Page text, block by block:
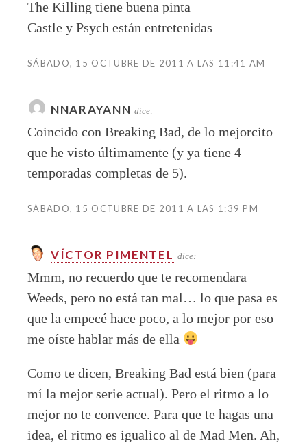
The Killing tiene buena pinta
Castle y Psych están entretenidas
SÁBADO, 15 OCTUBRE DE 2011 A LAS 11:41 AM
NNARAYANN dice:
Coincido con Breaking Bad, de lo mejorcito
que he visto últimamente (y ya tiene 4
temporadas completas de 5).
SÁBADO, 15 OCTUBRE DE 2011 A LAS 1:39 PM
VÍCTOR PIMENTEL dice:
Mmm, no recuerdo que te recomendara
Weeds, pero no está tan mal… lo que pasa es
que la empecé hace poco, a lo mejor por eso
me oíste hablar más de ella
Como te dicen, Breaking Bad está bien (para
mí la mejor serie actual). Pero el ritmo a lo
mejor no te convence. Para que te hagas una
idea, el ritmo es igualico al de Mad Men. Ah,